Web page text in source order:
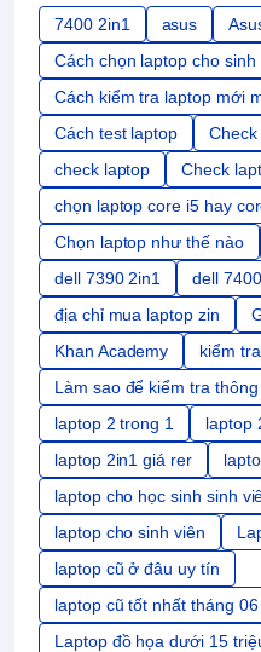
7400 2in1 asus
Cách chọn laptop cho sinh
Cách kiểm tra laptop mới
Cách test laptop
check laptop
Check
chọn laptop core i5 hay
Chọn laptop như thế nào
dell 7390 2in1
dell 7400
địa chỉ mua laptop zin
Khan Academy
kiểm
Làm sao để kiểm tra
laptop 2 trong 1
laptop
laptop 2in1 giá rer
laptop cho học sinh sinh
laptop cho sinh viên
laptop cũ ở đâu uy tín
laptop cũ tốt nhất tháng
Laptop đồ họa dưới 15